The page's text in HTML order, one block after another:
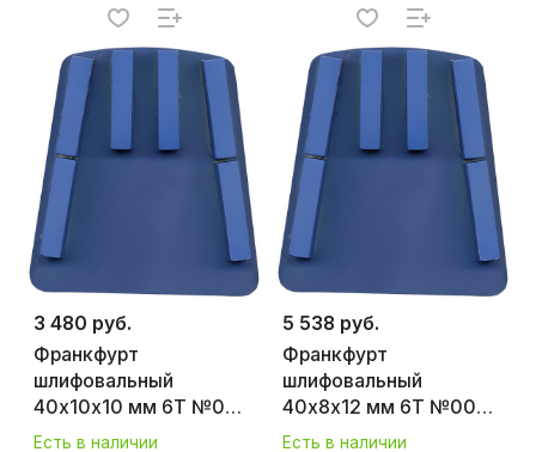
3 480 руб.
Франкфурт
шлифовальный
40х10х10 мм 6T №0
P30 LL (бетон)
Есть в наличии
5 538 руб.
Франкфурт
шлифовальный
40х8х12 мм 6T №000
(бетон) Splitstone
Есть в наличии